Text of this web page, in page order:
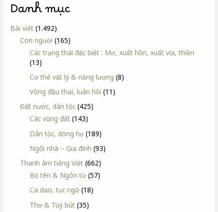
Danh mục
Bài viết (1.492)
Con người (165)
Các trạng thái đặc biệt : Mơ, xuất hồn, xuất vía, thiền
(13)
Cơ thể vật lý & năng lượng (8)
Vòng đầu thai, luân hồi (11)
Đất nước, dân tộc (425)
Các vùng đất (143)
Dân tộc, dòng họ (189)
Ngôi nhà – Gia đình (93)
Thanh âm tiếng Việt (662)
Bộ tên & Ngôn từ (57)
Ca dao, tục ngữ (18)
Thơ & Tuỳ bút (35)